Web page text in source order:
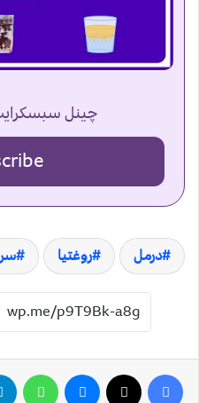
چینل
درمل روغتيا